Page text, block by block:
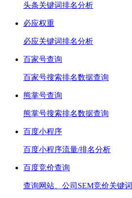
头条关键词排名分析
必应权重
必应关键词排名分析
百家号查询
百家号搜索排名数据查询
熊掌号查询
熊掌号搜索排名数据查询
百度小程序
百度小程序流量/排名分析
百度竞价查询
查询网站、公司SEM竞价关键词